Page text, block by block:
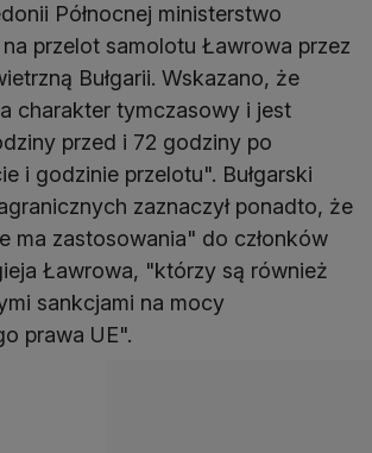
Północnej ministerstwo
przelot samolotu Ławrowa przez
Bułgarii. Wskazano, że
charakter tymczasowy i jest
przed i 72 godziny po
i godzinie przelotu". Bułgarski
zaznaczył ponadto, że
ma zastosowania" do członków
Ławrowa, "którzy są również
sankcjami na mocy
prawa UE".